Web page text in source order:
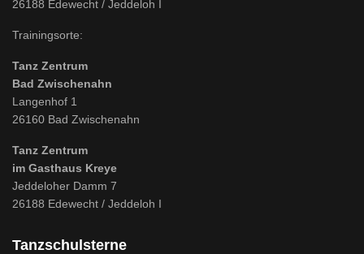
26188 Edewecht / Jeddeloh I
Trainingsorte:
Tanz Zentrum
Bad Zwischenahn
Langenhof 1
26160 Bad Zwischenahn
Tanz Zentrum
im Gasthaus Kreye
Jeddeloher Damm 7
26188 Edewecht / Jeddeloh I
Tanzschulsterne